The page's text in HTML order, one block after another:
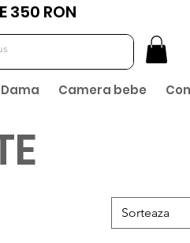
350 RON
Camera bebe
Sorteaza